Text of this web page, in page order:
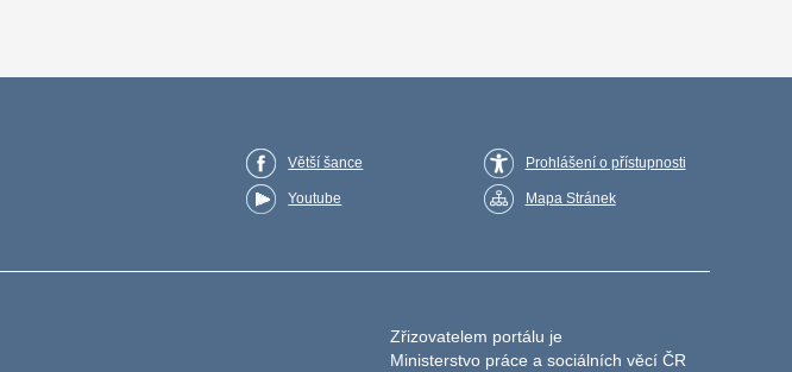
Větší šance
Youtube
Prohlášení o přístupnosti
Mapa Stránek
Zřizovatelem portálu je
Ministerstvo práce a sociálních věcí ČR